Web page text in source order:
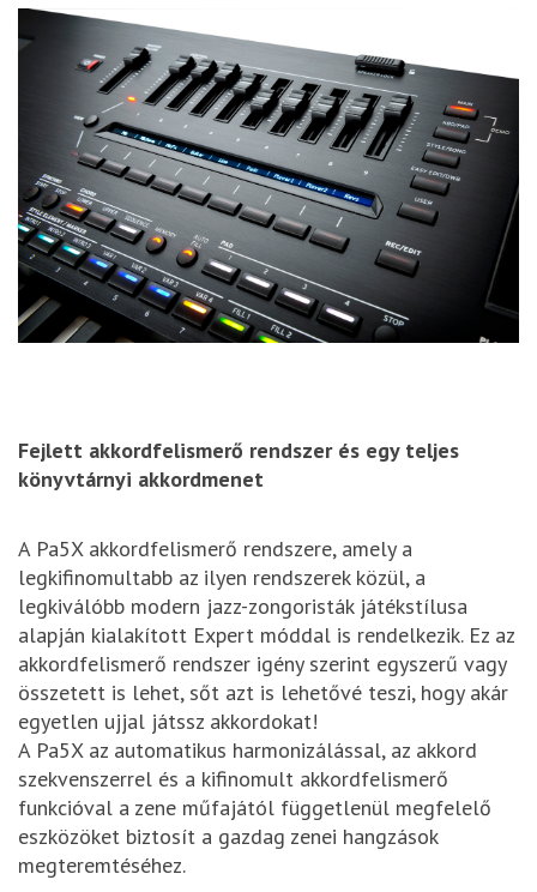
Fejlett akkordfelismerő rendszer és egy teljes
könyvtárnyi akkordmenet
A Pa5X akkordfelismerő rendszere, amely a
legkifinomultabb az ilyen rendszerek közül, a
legkiválóbb modern jazz-zongoristák játékstílusa
alapján kialakított Expert móddal is rendelkezik. Ez az
akkordfelismerő rendszer igény szerint egyszerű vagy
összetett is lehet, sőt azt is lehetővé teszi, hogy akár
egyetlen ujjal játssz akkordokat!
A Pa5X az automatikus harmonizálással, az akkord
szekvenszerrel és a kifinomult akkordfelismerő
funkcióval a zene műfajától függetlenül megfelelő
eszközöket biztosít a gazdag zenei hangzások
megteremtéséhez.